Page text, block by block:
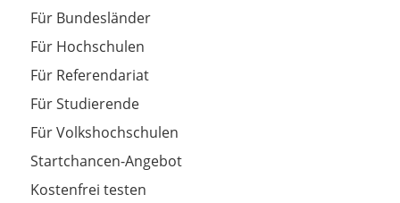
Für Bundesländer
Für Hochschulen
Für Referendariat
Für Studierende
Für Volkshochschulen
Startchancen-Angebot
Kostenfrei testen